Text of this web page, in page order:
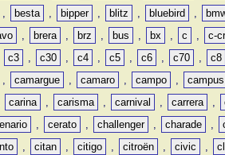
, besta , bipper , blitz , bluebird ,
, brera , brz , bus , bx , c , c-
c3 , c30 , c4 , c5 , c6 , c70 , c8
, camargue , camaro , campo , campus
carina , carisma , carnival , carrera ,
, cerato , challenger , charade ,
, citan , citigo , citroën , civic ,